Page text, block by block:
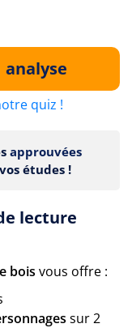
quiz !
approuvées
études !
lecture
bois vous offre :
sur 2